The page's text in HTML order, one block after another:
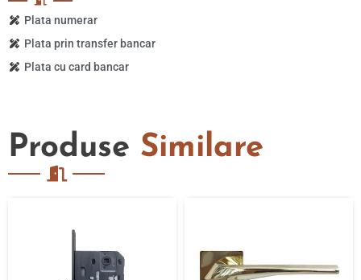
Plata numerar
Plata prin transfer bancar
Plata cu card bancar
Produse Similare